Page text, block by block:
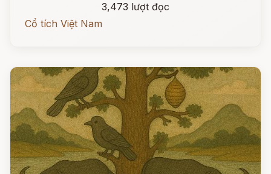
3,473 lượt đọc
Cổ tích Việt Nam